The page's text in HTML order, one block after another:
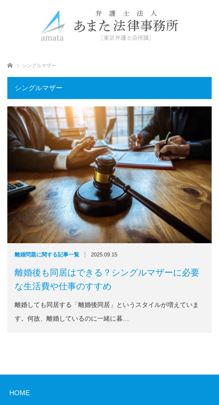
ホーム シングルマザー
シングルマザー
離婚問題に関する記事一覧 | 2025.09.15
離婚後も同居はできる？シングルマザーに必要
な生活費や仕事のすすめ
離婚しても同居する「離婚後同居」というスタイルが増えていま
す。何故、離婚しているのに一緒に暮…
HOME